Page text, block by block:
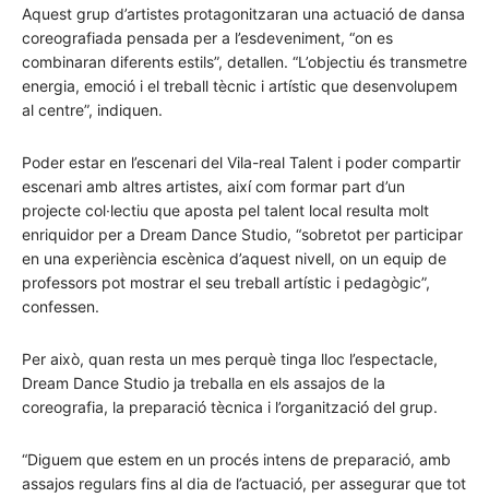
Aquest grup d’artistes protagonitzaran una actuació de dansa
coreografiada pensada per a l’esdeveniment, “on es
combinaran diferents estils”, detallen. “L’objectiu és transmetre
energia, emoció i el treball tècnic i artístic que desenvolupem
al centre”, indiquen.
Poder estar en l’escenari del Vila-real Talent i poder compartir
escenari amb altres artistes, així com formar part d’un
projecte col·lectiu que aposta pel talent local resulta molt
enriquidor per a Dream Dance Studio, “sobretot per participar
en una experiència escènica d’aquest nivell, on un equip de
professors pot mostrar el seu treball artístic i pedagògic”,
confessen.
Per això, quan resta un mes perquè tinga lloc l’espectacle,
Dream Dance Studio ja treballa en els assajos de la
coreografia, la preparació tècnica i l’organització del grup.
“Diguem que estem en un procés intens de preparació, amb
assajos regulars fins al dia de l’actuació, per assegurar que tot